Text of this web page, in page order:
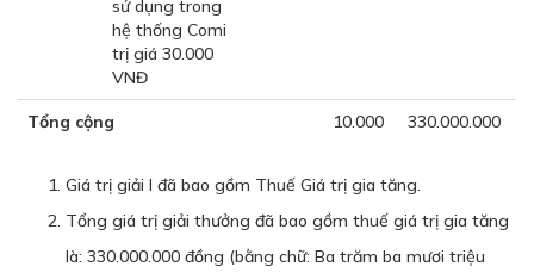
sử dụng trong
hệ thống Comi
trị giá 30.000
VNĐ
Tổng cộng 10.000 330.000.000
Giá trị giải I đã bao gồm Thuế Giá trị gia tăng.
Tổng giá trị giải thưởng đã bao gồm thuế giá trị gia tăng
là: 330.000.000 đồng (bằng chữ: Ba trăm ba mươi triệu